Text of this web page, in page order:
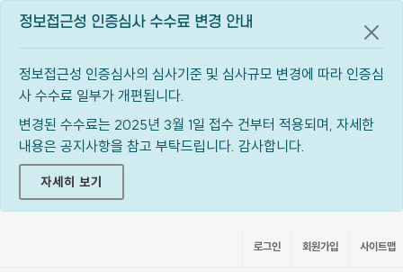
정보접근성 인증심사 수수료 변경 안내
정보접근성 인증심사의 심사기준 및 심사규모 변경에 따라 인증심
사 수수료 일부가 개편됩니다.
변경된 수수료는 2025년 3월 1일 접수 건부터 적용되며, 자세한
내용은 공지사항을 참고 부탁드립니다. 감사합니다.
자세히 보기
공지
로그인 회원가입 사이트맵